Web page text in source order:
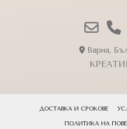
Варна,
ДОСТАВКА И СРОКОВЕ
ПОЛИТИКА НА